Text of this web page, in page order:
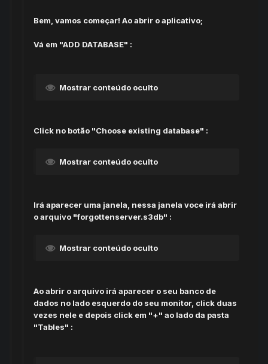
Bem, vamos começar! Ao abrir o aplicativo;
Vá em "ADD DATABASE" :
Mostrar conteúdo oculto
Click no botão "Choose existing database" :
Mostrar conteúdo oculto
Irá aparecer uma janela, nessa janela voce irá abrir
o arquivo "forgottenserver.s3db" :
Mostrar conteúdo oculto
Ao abrir o arquivo irá aparecer o seu banco de
dados no lado esquerdo do seu monitor, click duas
vezes nele e depois click em "+" ao lado da pasta
"Tables" :